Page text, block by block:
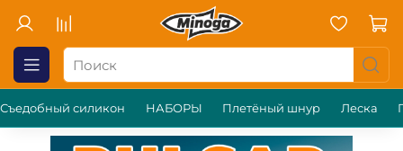
Съедобный силикон НАБОРЫ Плетёный шнур Леска